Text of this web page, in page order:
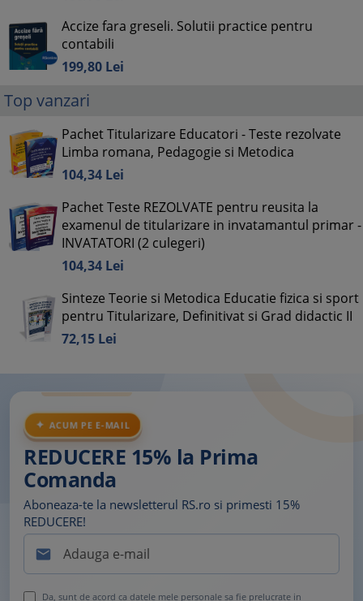
Accize fara greseli. Solutii practice pentru
contabili
199,80 Lei
Top vanzari
Pachet Titularizare Educatori - Teste rezolvate
Limba romana, Pedagogie si Metodica
104,34 Lei
Pachet Teste REZOLVATE pentru reusita la
examenul de titularizare in invatamantul primar -
INVATATORI (2 culegeri)
104,34 Lei
Sinteze Teorie si Metodica Educatie fizica si sport
pentru Titularizare, Definitivat si Grad didactic II
72,15 Lei
ACUM PE E-MAIL
REDUCERE 15% la Prima
Comanda
Aboneaza-te la newsletterul RS.ro si primesti 15%
REDUCERE!

Da, sunt de acord ca datele mele personale sa fie prelucrate in